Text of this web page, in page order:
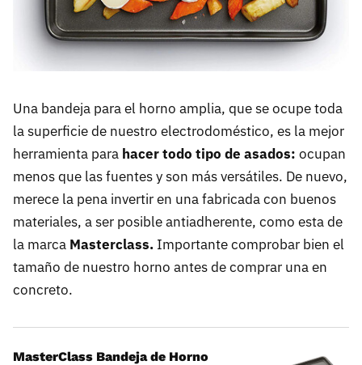
Una bandeja para el horno amplia, que se ocupe toda
la superficie de nuestro electrodoméstico, es la mejor
herramienta para hacer todo tipo de asados: ocupan
menos que las fuentes y son más versátiles. De nuevo,
merece la pena invertir en una fabricada con buenos
materiales, a ser posible antiadherente, como esta de
la marca Masterclass. Importante comprobar bien el
tamaño de nuestro horno antes de comprar una en
concreto.
MasterClass Bandeja de Horno